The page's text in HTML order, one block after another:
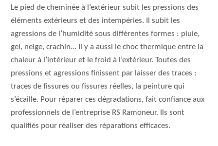
Le pied de cheminée à l’extérieur subit les pressions des
éléments extérieurs et des intempéries. Il subit les
agressions de l’humidité sous différentes formes : pluie,
gel, neige, crachin… Il y a aussi le choc thermique entre la
chaleur à l’intérieur et le froid à l’extérieur. Toutes des
pressions et agressions finissent par laisser des traces :
traces de fissures ou fissures réelles, la peinture qui
s’écaille. Pour réparer ces dégradations, fait confiance aux
professionnels de l’entreprise RS Ramoneur. Ils sont
qualifiés pour réaliser des réparations efficaces.